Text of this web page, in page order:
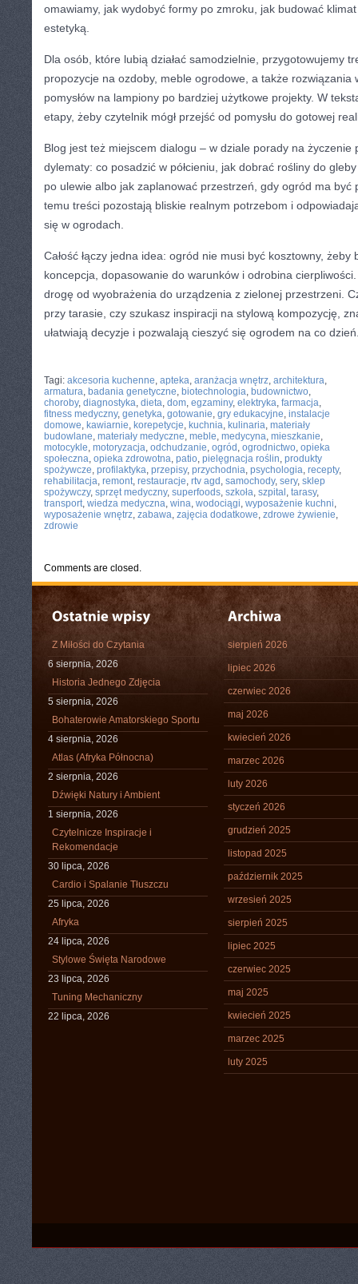
omawiamy, jak wydobyć formy po zmroku, jak budować
estetyką.
Dla osób, które lubią działać samodzielnie, przygotowujemy
propozycje na ozdoby, meble ogrodowe, a także rozwiązania
pomysłów na lampiony po bardziej użytkowe projekty. W
etapy, żeby czytelnik mógł przejść od pomysłu do gotowej
Blog jest też miejscem dialogu – w dziale porady na życzenie
dylematy: co posadzić w półcieniu, jak dobrać rośliny do
po ulewie albo jak zaplanować przestrzeń, gdy ogród ma być
temu treści pozostają bliskie realnym potrzebom i
się w ogrodach.
Całość łączy jedna idea: ogród nie musi być kosztowny, żeby
koncepcja, dopasowanie do warunków i odrobina
drogę od wyobrażenia do urządzenia z zielonej przestrzeni.
przy tarasie, czy szukasz inspiracji na stylową kompozycję,
ułatwiają decyzje i pozwalają cieszyć się ogrodem na co
Tagi: akcesoria kuchenne, apteka, aranżacja wnętrz, architektura,
armatura, badania genetyczne, biotechnologia, budownictwo,
choroby, diagnostyka, dieta, dom, egzaminy, elektryka, farmacja,
fitness medyczny, genetyka, gotowanie, gry edukacyjne, instalacje
domowe, kawiarnie, korepetycje, kuchnia, kulinaria, materiały
budowlane, materiały medyczne, meble, medycyna, mieszkanie,
motocykle, motoryzacja, odchudzanie, ogród , ogrodnictwo, opieka
społeczna, opieka zdrowotna, patio, pielęgnacja roślin, produkty
spożywcze, profilaktyka, przepisy, przychodnia, psychologia, recepty,
rehabilitacja, remont, restauracje, rtv agd , samochody, sery, sklep
spożywczy, sprzęt medyczny, superfoods, szkoła, szpital , tarasy,
transport, wiedza medyczna, wina, wodociągi, wyposażenie kuchni,
wyposażenie wnętrz, zabawa, zajęcia dodatkowe, zdrowe żywienie,
zdrowie
Comments are closed.
Z Miłości do Czytania
6 sierpnia, 2026
Historia Jednego Zdjęcia
5 sierpnia, 2026
Bohaterowie Amatorskiego Sportu
4 sierpnia, 2026
Atlas (Afryka Północna)
2 sierpnia, 2026
Dźwięki Natury i Ambient
1 sierpnia, 2026
Czytelnicze Inspiracje i
Rekomendacje
30 lipca, 2026
Cardio i Spalanie Tłuszczu
25 lipca, 2026
Afryka
24 lipca, 2026
Stylowe Święta Narodowe
23 lipca, 2026
Tuning Mechaniczny
22 lipca, 2026
sierpień 2026
lipiec 2026
czerwiec 2026
maj 2026
kwiecień 2026
marzec 2026
luty 2026
styczeń 2026
grudzień 2025
listopad 2025
październik 2025
wrzesień 2025
sierpień 2025
lipiec 2025
czerwiec 2025
maj 2025
kwiecień 2025
marzec 2025
luty 2025